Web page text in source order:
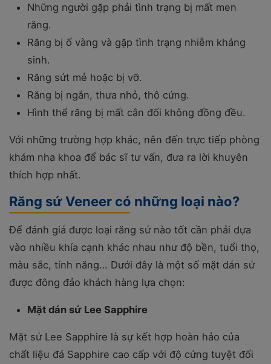
Những người gặp phải tình trạng bị mất men
răng.
Răng bị ố vàng và gặp tình trạng nhiễm kháng
sinh.
Răng sứt mẻ hoặc bị vỡ.
Răng bị ngắn, thưa nhỏ, thô cứng.
Hình thể răng bị mất cân đối không đồng đều.
Với những trường hợp khác, nên đến trực tiếp phòng
khám nha khoa để bác sĩ tư vấn, đưa ra lời khuyên
thích hợp nhất.
Răng sứ Veneer có những loại nào?
Để đánh giá được loại răng sứ nào tốt cần phải dựa
vào nhiều khía cạnh khác nhau như độ bền, tuổi thọ,
màu sắc, tính năng… Dưới đây là một số mặt dán sứ
được đông đảo khách hàng lựa chọn:
Mặt dán sứ Lee Sapphire
Mặt sứ Lee Sapphire là sự kết hợp hoàn hảo của
chất liệu đá Sapphire cao cấp với độ cứng tuyệt đối